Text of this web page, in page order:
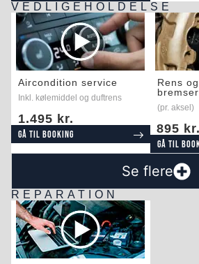
VEDLIGEHOLDELSE
Aircondition service
Inkl. kølemiddel og duftrens
1.495 kr.
Gå til booking
Rens
bremser
(pr. aksel)
895 kr.
Gå til
Se flere
REPARATION